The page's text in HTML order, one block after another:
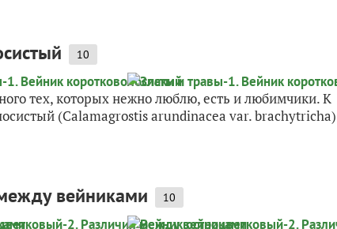
10
тех, которых нежно люблю, есть и любимчики. К
(Calamagrostis arundinacea var.
вейниками 10